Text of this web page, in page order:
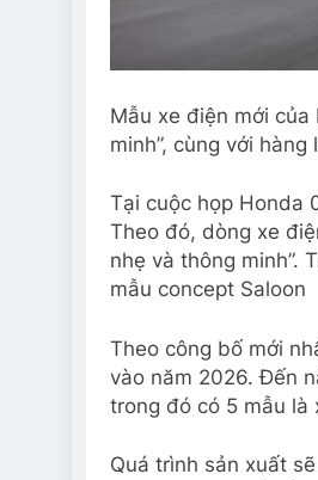
Mẫu xe điện mới
minh”, cùng với
Tại cuộc họp Honda
Theo đó, dòng xe
nhẹ và thông minh”.
mẫu concept Saloon
Theo công bố mới
vào năm 2026. Đến
trong đó có 5 mẫu là
Quá trình sản xuất